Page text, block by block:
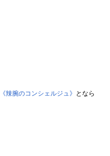
《辣腕のコンシェルジュ》 となら